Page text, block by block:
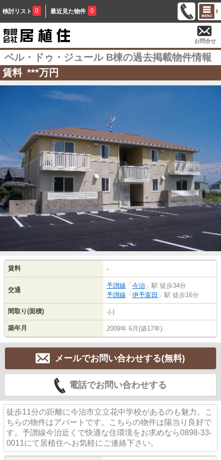
検討リスト 0 最近見た物件 0
お問合せ
ベル・ドゥ・ジュール B棟の過去掲載物件情報
賃料 ***万円
賃料 -
交通
予讃線 「 今治 」駅 徒歩34分
予讃線 「 伊予富田 」駅 徒歩16分
間取り(面積) -(-)
築年月 2009年 6月(築17年)
メールでお問い合わせする(無料)
電話でお問い合わせする
徒歩11分の距離に今治市立立花中学校があるのも魅力。こ
ちらの物件はアパートです。こちらの物件は陽当り良好で
す。予讃線今治近くで快適な住環境をお求めなら0898-33-
0011にて居植住へお気軽にご連絡下さい。